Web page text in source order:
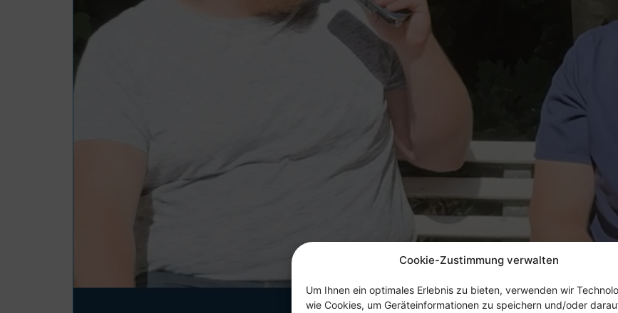
Cookie-Zustimmung verwalten
Um Ihnen ein optimales Erlebnis zu bieten, verwenden wir
wie Cookies, um Geräteinformationen zu speichern und/oder